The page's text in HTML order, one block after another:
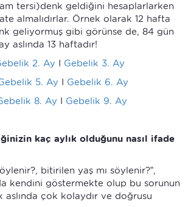
tersi)denk geldiğini hesaplarlarken
almalıdırlar. Örnek olarak 12 hafta
geliyormuş gibi görünse de, 84 gün
aslında 13 haftadır!
2. Ay I Gebelik 3. Ay
5. Ay I Gebelik 6. Ay
8. Ay I Gebelik 9. Ay
kaç aylık olduğunu nasıl ifade
bitirilen yaş mı söylenir?”,
kendini göstermekte olup bu sorunun
aslında çok kolaydır ve doğrusu